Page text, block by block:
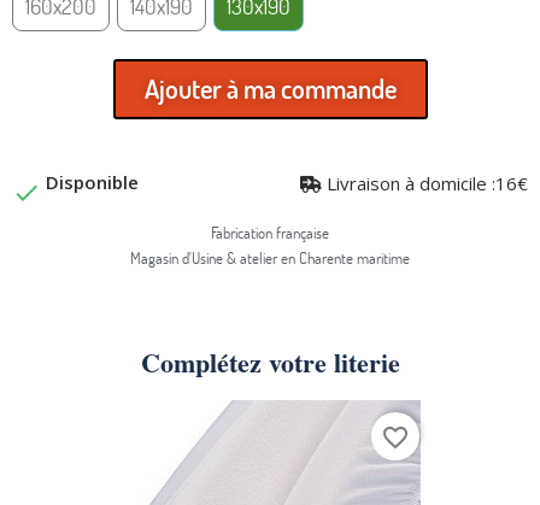
160x200 140x190 130x190
Ajouter à ma commande
 Disponible Livraison à domicile :16€
Fabrication française
Magasin d'Usine & atelier en Charente maritime
Complétez votre literie
favorite_border